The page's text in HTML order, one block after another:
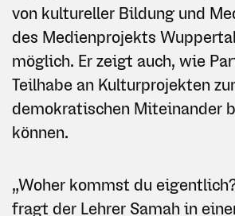
von kultureller Bildung und
des Medienprojekts
möglich. Er zeigt auch, wie
Teilhabe an Kulturprojekten
demokratischen Miteinander
können.
„Woher kommst du
fragt der Lehrer Samah in